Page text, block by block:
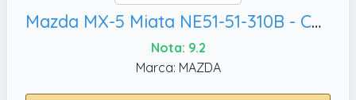
Mazda MX-5 Miata NE51-51-310B - Conjunto de luz interior para cúpula
Nota: 9.2
Marca: MAZDA